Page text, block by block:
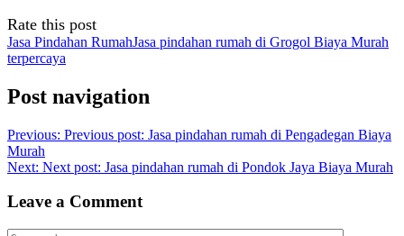
Rate this post
Jasa Pindahan RumahJasa pindahan rumah di Grogol Biaya Murah
terpercaya
Post navigation
Previous: Previous post: Jasa pindahan rumah di Pengadegan Biaya
Murah
Next: Next post: Jasa pindahan rumah di Pondok Jaya Biaya Murah
Leave a Comment